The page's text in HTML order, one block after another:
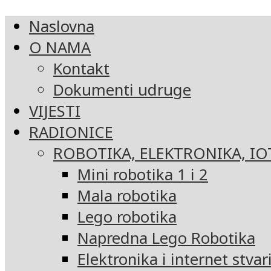
Naslovna
O NAMA
Kontakt
Dokumenti udruge
VIJESTI
RADIONICE
ROBOTIKA, ELEKTRONIKA,
Mini robotika 1 i 2
Mala robotika
Lego robotika
Napredna Lego Robotika
Elektronika i internet